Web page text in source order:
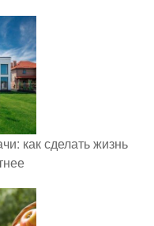
как сделать жизнь